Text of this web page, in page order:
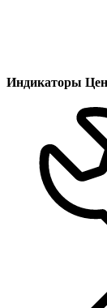
Индикаторы